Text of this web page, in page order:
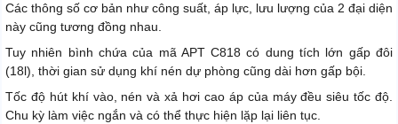
Các thông số cơ bản như công suất, áp lực, lưu lượng của 2 đại diện
này cũng tương đồng nhau.
Tuy nhiên bình chứa của mã APT C818 có dung tích lớn gấp đôi
(18l), thời gian sử dụng khí nén dự phòng cũng dài hơn gấp bội.
Tốc độ hút khí vào, nén và xả hơi cao áp của máy đều siêu tốc độ.
Chu kỳ làm việc ngắn và có thể thực hiện lặp lại liên tục.